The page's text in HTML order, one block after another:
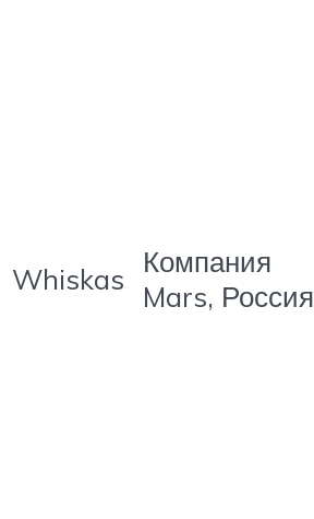
Whiskas
Компания
Mars, Россия